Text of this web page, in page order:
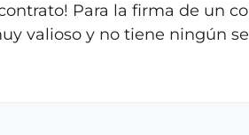
Para la firma de un
valioso y no tiene ningún